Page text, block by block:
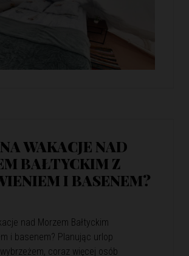
WAKACJE NAD
BAŁTYCKIM Z
I BASENEM?
nad Morzem Bałtyckim
i basenem? Planując urlop
coraz więcej osób